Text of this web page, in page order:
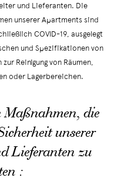
und Lieferanten. Die
unserer Apartments sind
COVID-19, ausgelegt
und Spezifikationen von
Reinigung von Räumen,
oder Lagerbereichen.
Maßnahmen, die
unserer
Lieferanten zu
: